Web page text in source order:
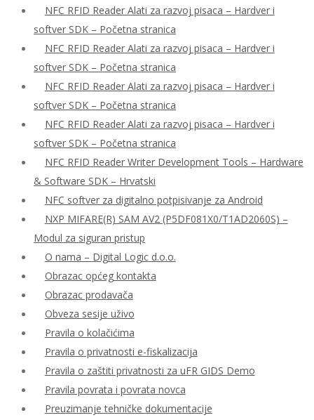
NFC RFID Reader Alati za razvoj pisaca – Hardver i
softver SDK – Početna stranica
NFC RFID Reader Alati za razvoj pisaca – Hardver i
softver SDK – Početna stranica
NFC RFID Reader Alati za razvoj pisaca – Hardver i
softver SDK – Početna stranica
NFC RFID Reader Alati za razvoj pisaca – Hardver i
softver SDK – Početna stranica
NFC RFID Reader Writer Development Tools – Hardware
& Software SDK – Hrvatski
NFC softver za digitalno potpisivanje za Android
NXP MIFARE(R) SAM AV2 (P5DF081X0/T1AD2060S) –
Modul za siguran pristup
O nama – Digital Logic d.o.o.
Obrazac općeg kontakta
Obrazac prodavača
Obveza sesije uživo
Pravila o kolačićima
Pravila o privatnosti e-fiskalizacija
Pravila o zaštiti privatnosti za uFR GIDS Demo
Pravila povrata i povrata novca
Preuzimanje tehničke dokumentacije